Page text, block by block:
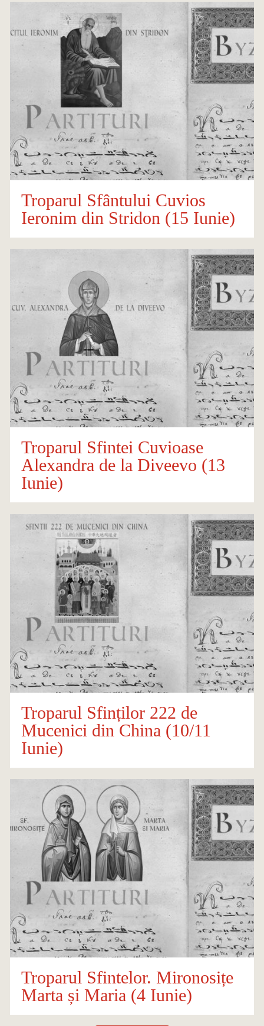
Troparul Sfântului Cuvios
Ieronim din Stridon (15 Iunie)
Troparul Sfintei Cuvioase
Alexandra de la Diveevo (13
Iunie)
Troparul Sfinților 222 de
Mucenici din China (10/11
Iunie)
Troparul Sfintelor. Mironosițe
Marta și Maria (4 Iunie)